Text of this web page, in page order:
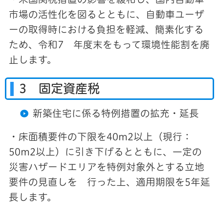
市場の活性化を図るとともに、自動車ユーザ
ーの取得時における負担を軽減、簡素化する
ため、令和7 年度末をもって環境性能割を廃
止します。
3 固定資産税
新築住宅に係る特例措置の拡充・延長
・床面積要件の下限を40m2以上（現行：
50m2以上）に引き下げるとともに、一定の
災害ハザードエリアを特例対象外とする立地
要件の見直しを 行った上、適用期限を5年延
長します。